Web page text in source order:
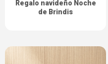
Regalo navideño Noche
de Brindis